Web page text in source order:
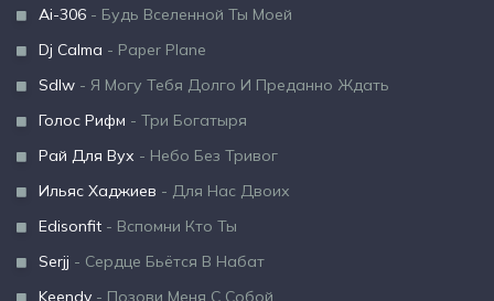
Ai-306 - Будь Вселенной Ты Моей
Dj Calma - Paper Plane
Sdlw - Я Могу Тебя Долго И Преданно Ждать
Голос Рифм - Три Богатыря
Рай Для Вух - Небо Без Тривог
Ильяс Хаджиев - Для Нас Двоих
Edisonfit - Вспомни Кто Ты
Serjj - Сердце Бьётся В Набат
Keendy - Позови Меня С Собой